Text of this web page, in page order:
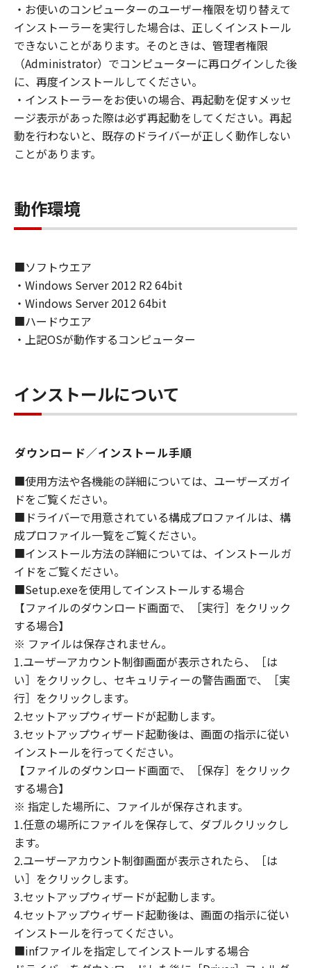
２．制限
(1) お客様は、再使用許諾、譲渡、販売、頒
布、リースもしくは貸与その他の方法により、
第三者に「本ソフトウェア」を使用させること
はできません。
(2) お客様は、「本ソフトウェア」の全部また
は一部を修正、改変、逆コンパイル、逆アセン
ブル、その他リバースエンジニアリング等する
ことはできません。また第三者にこのような行
３．著作権表示
お客様は、「本ソフトウェア」に含まれるキヤ
せん。
４．所有権
「本ソフトウェア」に係る権原および所有権
は、その内容によりキヤノンまたはキヤノンの
５．輸出
お客様は、日本国政府または関連する外国政府
接に輸出してはなりません。
６．サポートおよびアップデート
キヤノン、キヤノンの子会社、関係会社、それ
らの販売代理店および販売店、並びにキヤノン
のライセンサーは、お客様による「本ソフトウ
ェア」の使用を支援すること、および「本ソフ
トウェア」に対してアップデート、バグの修正
あるいはサポートを行うことについて、いかな
る責任も負うものではありません。
７．保証の否認・免責
(1) 「本ソフトウェア」は、『現状のまま』の
状態で使用許諾されます。キヤノン、キヤノン
のライセンサー、キヤノンの子会社、キヤノン
の関連会社、それらの販売代理店または販売店
のいずれも、「本ソフトウェア」に関して、商
品性および特定の目的への適合性の保証を含
め、いかなる保証も、明示たると黙示たるとを
問わず一切しないものとします。
(2) キヤノン、キヤノンのライセンサー、キヤノ
ンの子会社、キヤノンの関連会社、それらの販
売代理店または販売店のいずれも、「本ソフト
ウェア」の使用または使用不能から生ずるいか
なる損害（逸失利益およびその他の派生的また
は付随的な損害を含むがこれらに限定されない
全ての損害を言います。）について、適用法で
認められる限り、一切の責任を負わないものと
します。たとえ、キヤノン、キヤノンのライセ
ンサー、キヤノンの子会社、キヤノンの関連会
社、それらの販売代理店または販売店がかかる
・お使いのコンピューターのユーザー権限を切り替えて
インストーラーを実行した場合は、正しくインストール
できないことがあります。そのときは、管理者権限
（Administrator）でコンピューターに再ログインした後
に、再度インストールしてください。
・インストーラーをお使いの場合、再起動を促すメッセ
ージ表示があった際は必ず再起動をしてください。再起
動を行わないと、既存のドライバーが正しく動作しない
ことがあります。
動作環境
■ソフトウエア
・Windows Server 2012 R2 64bit
・Windows Server 2012 64bit
■ハードウエア
・上記OSが動作するコンピューター
インストールについて
ダウンロード／インストール手順
■使用方法や各機能の詳細については、ユーザーズガイ
ドをご覧ください。
■ドライバーで用意されている構成プロファイルは、構
成プロファイル一覧をご覧ください。
■インストール方法の詳細については、インストールガ
イドをご覧ください。
■Setup.exeを使用してインストールする場合
【ファイルのダウンロード画面で、［実行］をクリック
する場合】
※ ファイルは保存されません。
1.ユーザーアカウント制御画面が表示されたら、［は
い］をクリックし、セキュリティーの警告画面で、［実
行］をクリックします。
2.セットアップウィザードが起動します。
3.セットアップウィザード起動後は、画面の指示に従い
インストールを行ってください。
【ファイルのダウンロード画面で、［保存］をクリック
する場合】
※ 指定した場所に、ファイルが保存されます。
1.任意の場所にファイルを保存して、ダブルクリックし
ます。
2.ユーザーアカウント制御画面が表示されたら、［は
い］をクリックします。
3.セットアップウィザードが起動します。
4.セットアップウィザード起動後は、画面の指示に従い
インストールを行ってください。
■infファイルを指定してインストールする場合